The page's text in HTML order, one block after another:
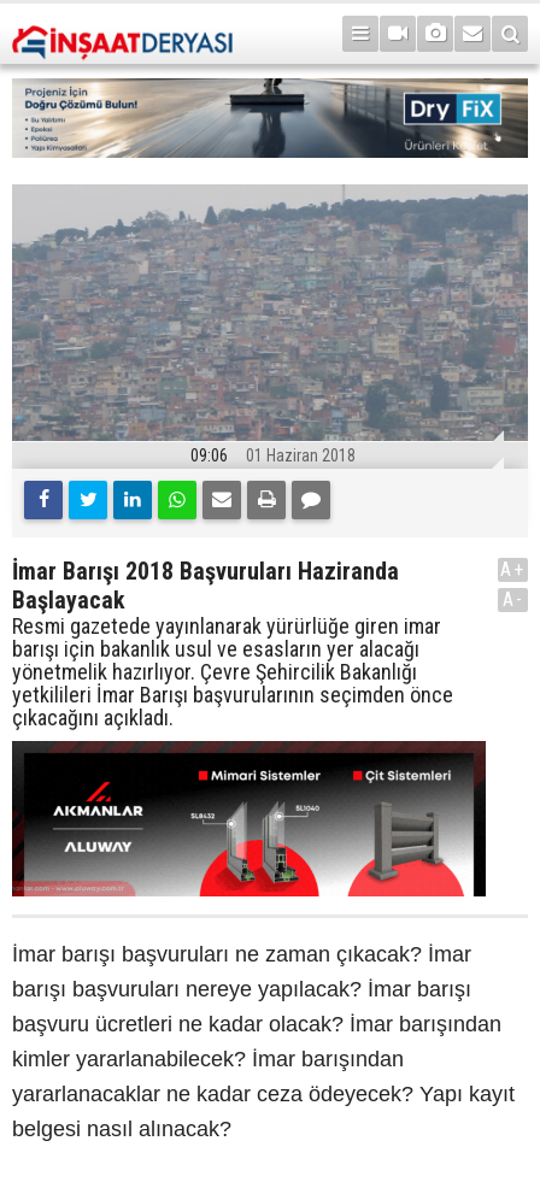
09:06 01 Haziran 2018
İmar Barışı 2018 Başvuruları Haziranda
Başlayacak​​​​​​​
Resmi gazetede yayınlanarak yürürlüğe giren imar
barışı için bakanlık usul ve esasların yer alacağı
yönetmelik hazırlıyor. Çevre Şehircilik Bakanlığı
yetkilileri İmar Barışı başvurularının seçimden önce
çıkacağını açıkladı.
A+
A-
İmar barışı başvuruları ne zaman çıkacak? İmar
barışı başvuruları nereye yapılacak? İmar barışı
başvuru ücretleri ne kadar olacak? İmar barışından
kimler yararlanabilecek? İmar barışından
yararlanacaklar ne kadar ceza ödeyecek? Yapı kayıt
belgesi nasıl alınacak?